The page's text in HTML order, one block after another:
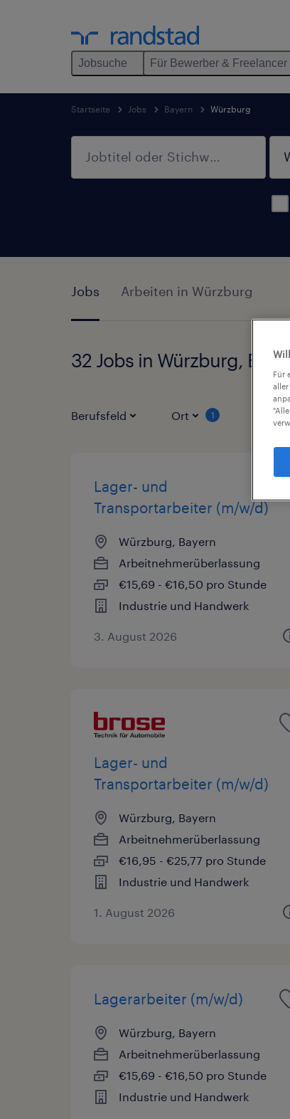
Jobsuche Für Bewerber & Freelancer
Startseite Jobs Bayern Würzburg
Jobs Arbeiten in Würzburg
32 Jobs in Würzburg,
Berufsfeld Ort 1
Lager- und
Transportarbeiter (m/w/d)
Würzburg, Bayern
Arbeitnehmerüberlassung
€15,69 - €16,50 pro Stunde
Industrie und Handwerk
3. August 2026
Lager- und
Transportarbeiter (m/w/d)
Würzburg, Bayern
Arbeitnehmerüberlassung
€16,95 - €25,77 pro Stunde
Industrie und Handwerk
1. August 2026
Lagerarbeiter (m/w/d)
Würzburg, Bayern
Arbeitnehmerüberlassung
€15,69 - €16,50 pro Stunde
Industrie und Handwerk
Für